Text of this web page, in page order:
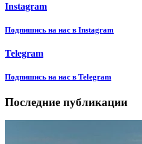
Instagram
Подпишиcь на нас в Instagram
Telegram
Подпишиcь на нас в Telegram
Последние публикации